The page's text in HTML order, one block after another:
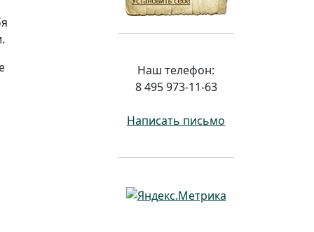
Наш телефон:
8 495 973-11-63
Написать письмо